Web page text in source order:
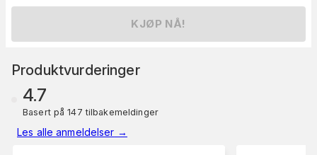
KJØP NÅ!
Produktvurderinger
4.7
Basert på 147 tilbakemeldinger
Les alle anmeldelser →